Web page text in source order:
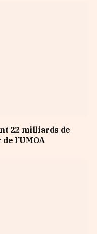
22 milliards de
l’UMOA